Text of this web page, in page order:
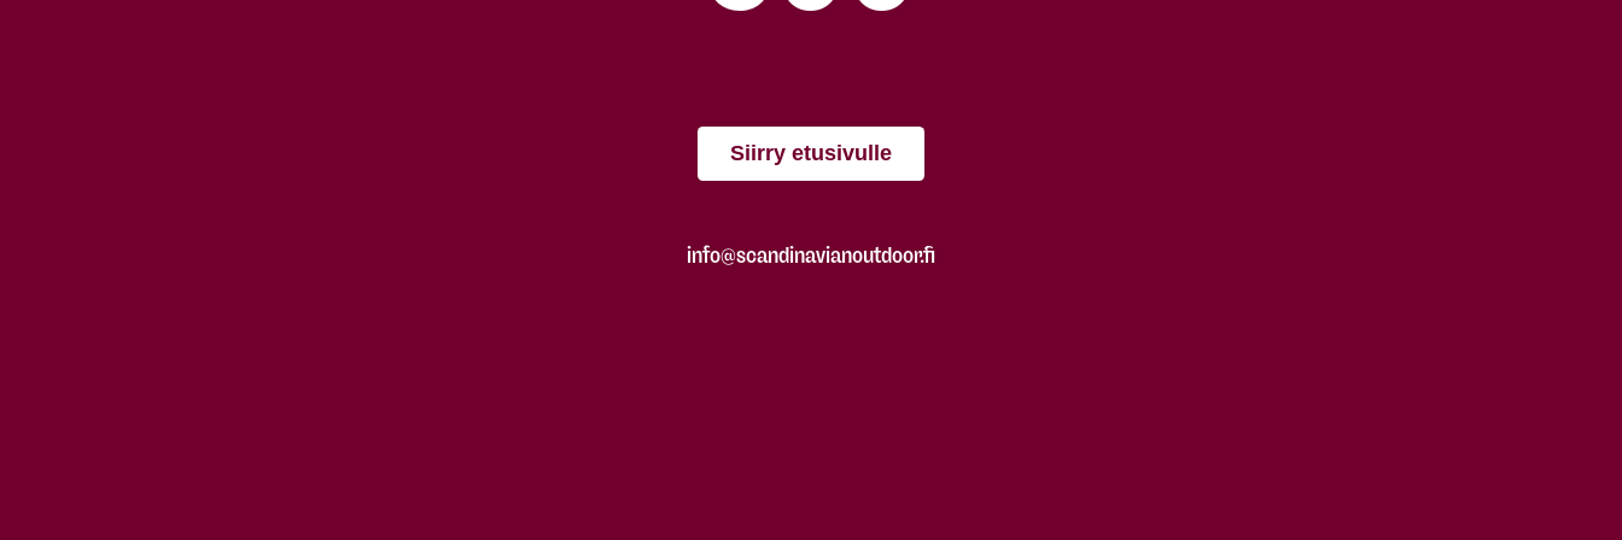
Siirry etusivulle
info@scandinavianoutdoor.fi